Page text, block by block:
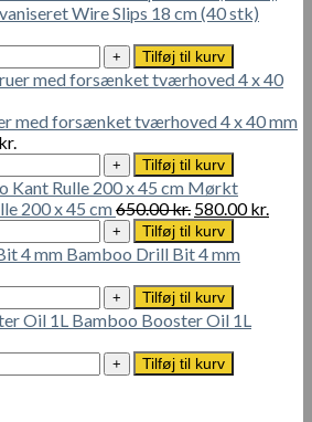
Wire Slips 18 cm (40 stk)
Tilføj til kurv
med forsænket tværhoved 4 x 40 mm
kr.
Tilføj til kurv
Mørkt
200 x 45 cm650.00kr. Den
oprindelige
pris
var:
650.00 kr..
580.00kr.
Tilføj til kurv
Bamboo Drill Bit 4 mm
Tilføj til kurv
Bamboo Booster Oil 1L
Tilføj til kurv